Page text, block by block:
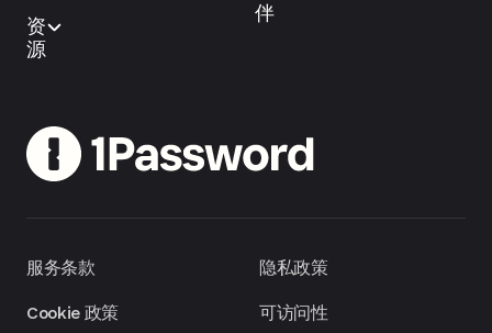
资
源
伴
服务条款
Cookie 政策
隐私政策
可访问性